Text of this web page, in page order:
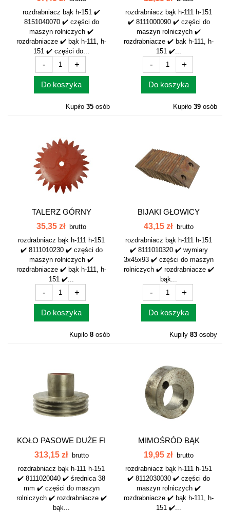
rozdrabniacz bąk h-151 ✔️
8151040070 ✔️ części do
maszyn rolniczych ✔️
rozdrabniacze ✔️ bąk h-111, h-
151 ✔️ części do...
- +
Do koszyka
Kupiło 35 osób
rozdrabniacz bąk h-111 h-151
✔️ 8111000090 ✔️ części do
maszyn rolniczych ✔️
rozdrabniacze ✔️ bąk h-111, h-
151 ✔️...
- +
Do koszyka
Kupiło 39 osób
TALERZ GÓRNY
8111010230
35,35 zł
brutto
rozdrabniacz bąk h-111 h-151
✔️ 8111010230 ✔️ części do
maszyn rolniczych ✔️
rozdrabniacze ✔️ bąk h-111, h-
151 ✔️...
- +
Do koszyka
Kupiło 8 osób
BIJAKI GŁOWICY
KOMPLET 16 FI14...
43,15 zł
brutto
rozdrabniacz bąk h-111 h-151
✔️ 8111010320 ✔️ wymiary
3x45x93 ✔️ części do maszyn
rolniczych ✔️ rozdrabniacze ✔️
bąk...
- +
Do koszyka
Kupiły 83 osoby
KOŁO PASOWE DUŻE FI
38 8111020040
313,15 zł brutto
rozdrabniacz bąk h-111 h-151
✔️ 8111020040 ✔️ średnica 38
mm ✔️ części do maszyn
rolniczych ✔️ rozdrabniacze ✔️
bąk...
MIMOŚRÓD BĄK
8112030030
19,95 zł brutto
rozdrabniacz bąk h-111 h-151
✔️ 8112030030 ✔️ części do
maszyn rolniczych ✔️
rozdrabniacze ✔️ bąk h-111, h-
151 ✔️...